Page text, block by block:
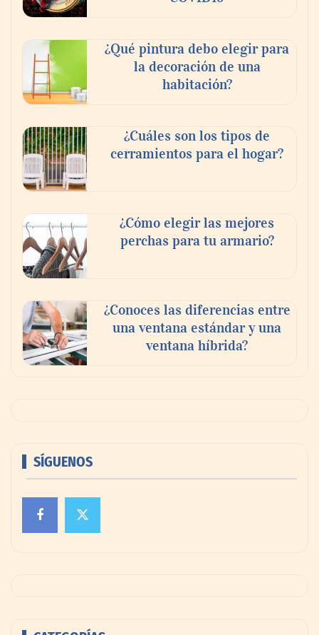
¿Qué pintura debo elegir para
la decoración de una
habitación?
¿Cuáles son los tipos de
cerramientos para el hogar?
¿Cómo elegir las mejores
perchas para tu armario?
¿Conoces las diferencias entre
una ventana estándar y una
ventana híbrida?
SÍGUENOS